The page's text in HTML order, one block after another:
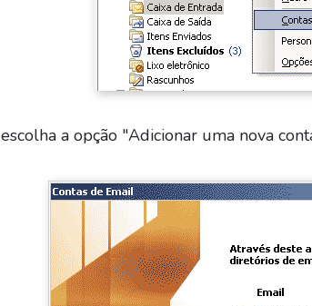
escolha a opção "Adicionar uma nova